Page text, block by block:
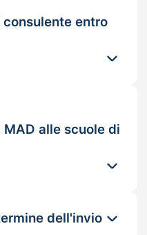
entro
alle scuole di
dell'invio